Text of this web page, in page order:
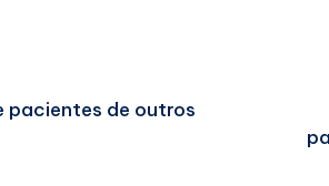
pacientes de outros